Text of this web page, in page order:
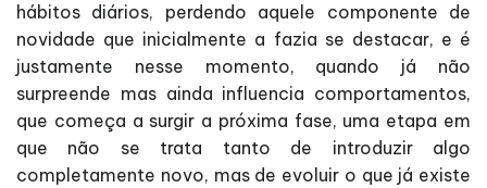
hábitos diários, perdendo aquele componente de
novidade que inicialmente a fazia se destacar, e é
justamente nesse momento, quando já não
surpreende mas ainda influencia comportamentos,
que começa a surgir a próxima fase, uma etapa em
que não se trata tanto de introduzir algo
completamente novo, mas de evoluir o que já existe